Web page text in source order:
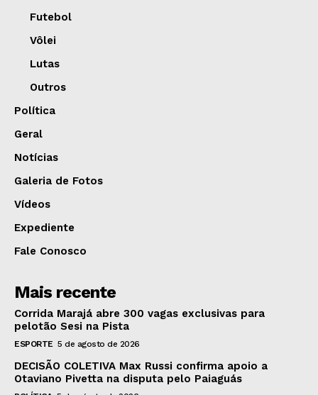
Futebol
Vôlei
Lutas
Outros
Política
Geral
Notícias
Galeria de Fotos
Vídeos
Expediente
Fale Conosco
Mais recente
Corrida Marajá abre 300 vagas exclusivas para
pelotão Sesi na Pista
ESPORTE 5 de agosto de 2026
DECISÃO COLETIVA Max Russi confirma apoio a
Otaviano Pivetta na disputa pelo Paiaguás